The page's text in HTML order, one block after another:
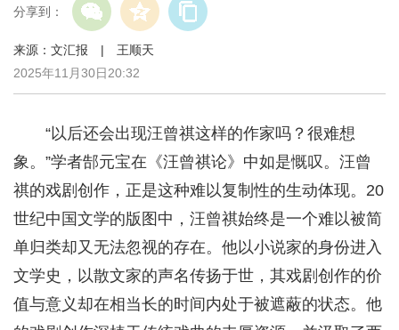
分享到：
来源：文汇报 | 王顺天
2025年11月30日20:32
“以后还会出现汪曾祺这样的作家吗？很难想
象。”学者郜元宝在《汪曾祺论》中如是慨叹。汪曾
祺的戏剧创作，正是这种难以复制性的生动体现。20
世纪中国文学的版图中，汪曾祺始终是一个难以被简
单归类却又无法忽视的存在。他以小说家的身份进入
文学史，以散文家的声名传扬于世，其戏剧创作的价
值与意义却在相当长的时间内处于被遮蔽的状态。他